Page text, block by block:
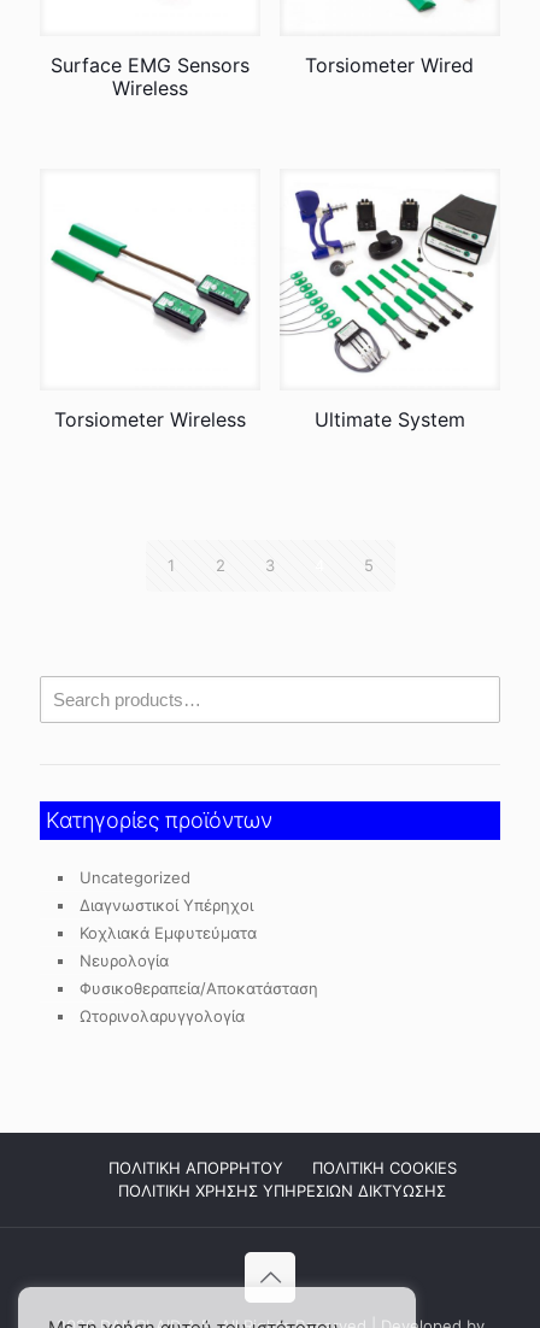
Surface EMG Sensors
Wireless
Torsiometer Wired
Torsiometer Wireless Ultimate System
1 2 3 5
Κατηγορίες προϊόντων
Uncategorized
Διαγνωστικοί Υπέρηχοι
Κοχλιακά Εμφυτεύματα
Νευρολογία
Φυσικοθεραπεία/Αποκατάσταση
Ωτορινολαρυγγολογία
ΠΟΛΙΤΙΚΗ ΑΠΟΡΡΗΤΟΥ
ΠΟΛΙΤΙΚΗ COOKIES
ΠΟΛΙΤΙΚΗ ΧΡΗΣΗΣ ΥΠΗΡΕΣΙΩΝ ΔΙΚΤΥΩΣΗΣ